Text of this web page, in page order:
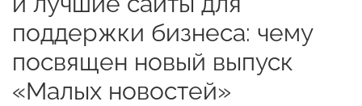
поддержки бизнеса: чему
посвящен новый выпуск
«Малых новостей»